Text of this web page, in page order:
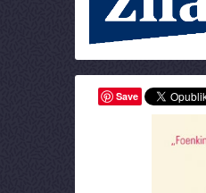
Save